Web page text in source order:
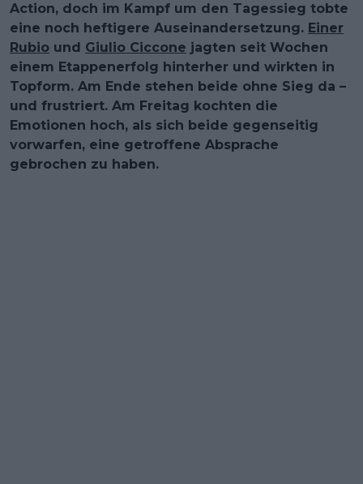
Action, doch im Kampf um den Tagessieg tobte
eine noch heftigere Auseinandersetzung. Einer
Rubio und Giulio Ciccone jagten seit Wochen
einem Etappenerfolg hinterher und wirkten in
Topform. Am Ende stehen beide ohne Sieg da –
und frustriert. Am Freitag kochten die
Emotionen hoch, als sich beide gegenseitig
vorwarfen, eine getroffene Absprache
gebrochen zu haben.